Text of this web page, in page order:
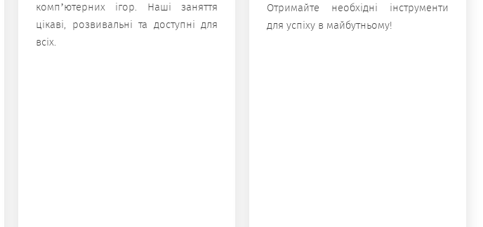
комп’ютерних ігор. Наші заняття
цікаві, розвивальні та доступні для
всіх.
Отримайте необхідні інструменти
для успіху в майбутньому!